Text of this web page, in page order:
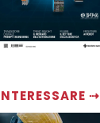
⇢